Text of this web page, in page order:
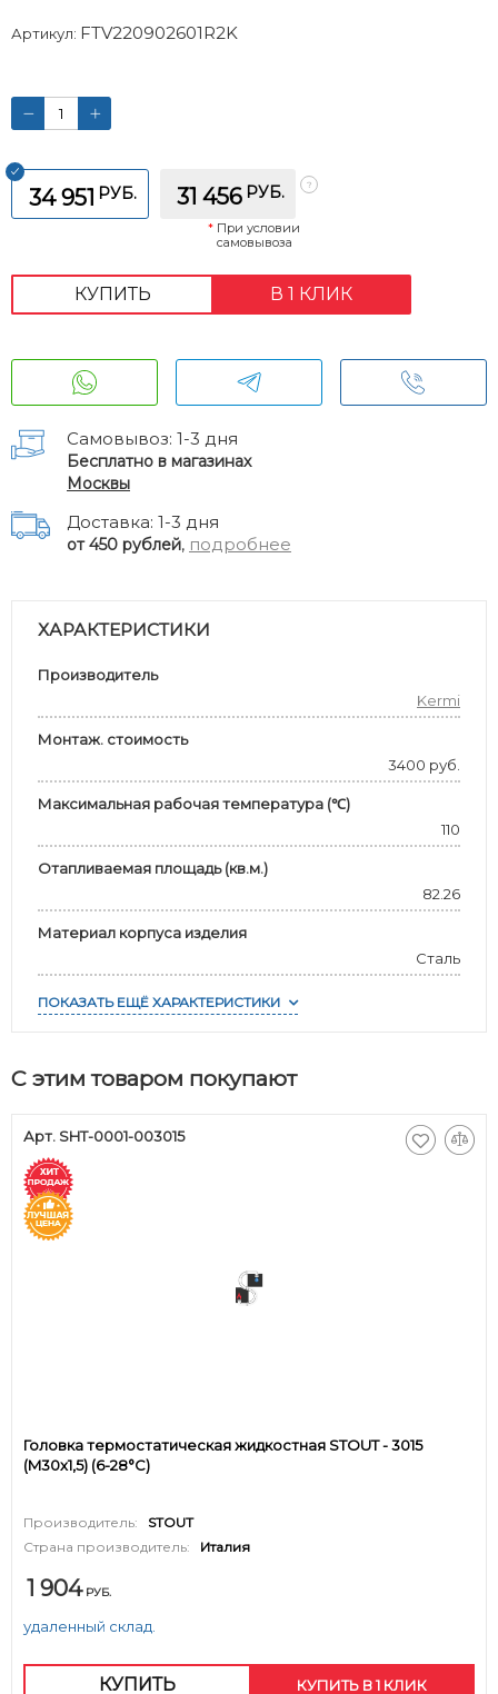
Артикул: FTV220902601R2K
34 951 РУБ. 31 456 РУБ.
* При условии
самовывоза
КУПИТЬ В 1 КЛИК
Самовывоз: 1-3 дня
Бесплатно в магазинах
Москвы
Доставка: 1-3 дня
от 450 рублей, подробнее
ХАРАКТЕРИСТИКИ
Производитель
Kermi
Монтаж. стоимость
3400 руб.
Максимальная рабочая температура (℃)
110
Отапливаемая площадь (кв.м.)
82.26
Материал корпуса изделия
Сталь
ПОКАЗАТЬ ЕЩЁ ХАРАКТЕРИСТИКИ
С этим товаром покупают
Арт. SHT-0001-003015
Головка термостатическая жидкостная STOUT - 3015
(M30x1,5) (6-28°C)
Производитель:
STOUT
Страна производитель:
Италия
1 904 РУБ.
удаленный склад.
КУПИТЬ КУПИТЬ В 1 КЛИК